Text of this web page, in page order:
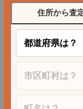
住所から査